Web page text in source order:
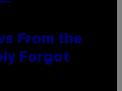
From the
Forgot